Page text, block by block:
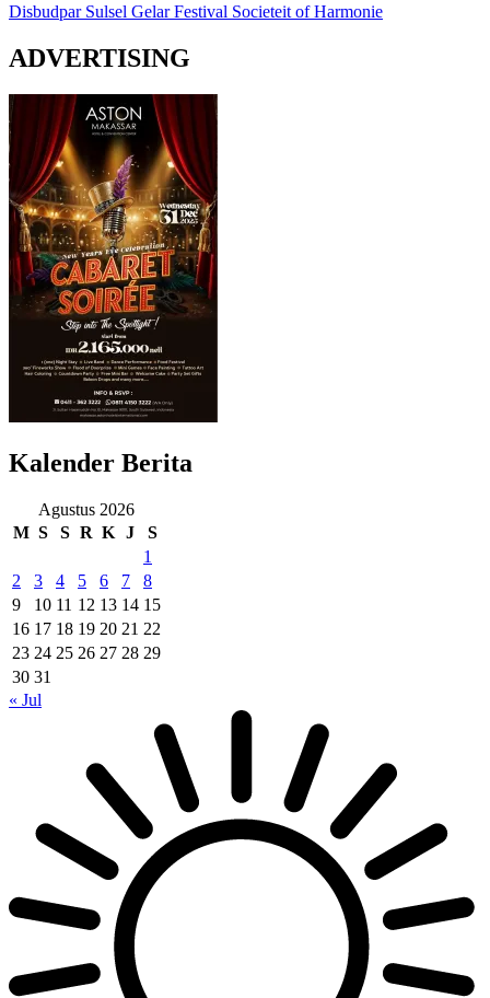
Disbudpar Sulsel Gelar Festival Societeit of Harmonie
ADVERTISING
Kalender Berita
Agustus 2026
M S S R K J
S
1
2
3 4 5 6 7
8
9
10 11 12 13 14 15
16 17 18 19 20 21 22
23 24 25 26 27 28 29
30 31
« Jul